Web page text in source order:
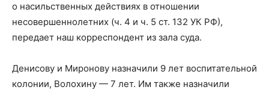
о насильственных действиях в отношении
несовершеннолетних (ч. 4 и ч. 5 ст. 132 УК РФ),
передает наш корреспондент из зала суда.
Денисову и Миронову назначили 9 лет воспитательной
колонии, Волохину — 7 лет. Им также назначили